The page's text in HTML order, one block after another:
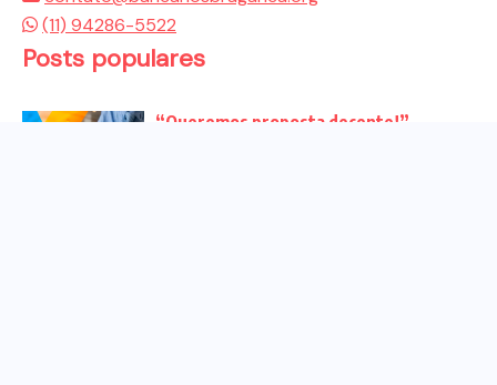
(11) 94286-5522
Posts populares
“Queremos proposta decente!”